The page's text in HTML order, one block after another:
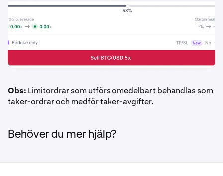
Obs: Limitordrar som utförs omedelbart behandlas som
taker-ordrar och medför taker-avgifter.
Behöver du mer hjälp?